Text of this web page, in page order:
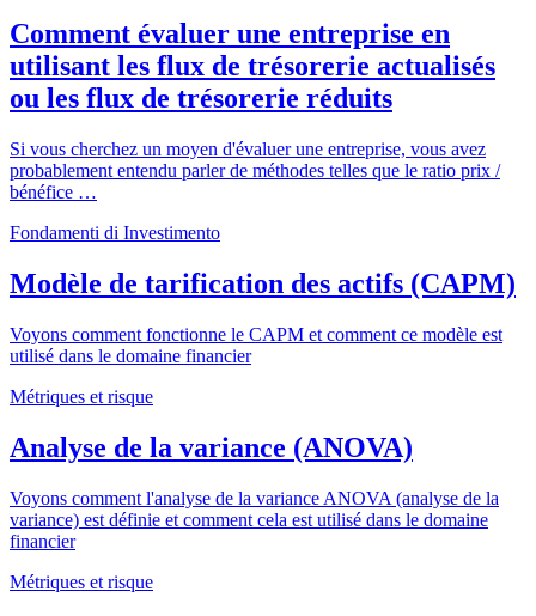
Comment évaluer une entreprise en
utilisant les flux de trésorerie actualisés
ou les flux de trésorerie réduits
Si vous cherchez un moyen d'évaluer une entreprise, vous avez
probablement entendu parler de méthodes telles que le ratio prix /
bénéfice …
Fondamenti di Investimento
Modèle de tarification des actifs (CAPM)
Voyons comment fonctionne le CAPM et comment ce modèle est
utilisé dans le domaine financier
Métriques et risque
Analyse de la variance (ANOVA)
Voyons comment l'analyse de la variance ANOVA (analyse de la
variance) est définie et comment cela est utilisé dans le domaine
financier
Métriques et risque